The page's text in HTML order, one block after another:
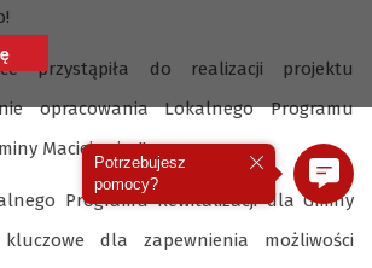
przystąpiła do realizacji projektu
opracowania Lokalnego Programu
Maciejowice".
Programu Rewitalizacji dla Gminy
kluczowe dla zapewnienia możliwości
Potrzebujesz
pomocy?